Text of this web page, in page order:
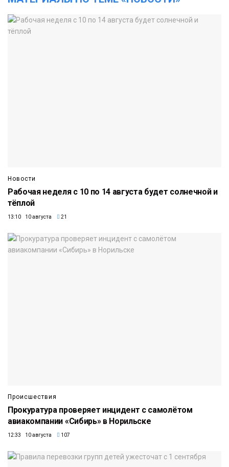
Новости
Рабочая неделя с 10 по 14 августа будет солнечной и
тёплой
13:10 10 августа 21
Происшествия
Прокуратура проверяет инцидент с самолётом
авиакомпании «Сибирь» в Норильске
12:33 10 августа 107